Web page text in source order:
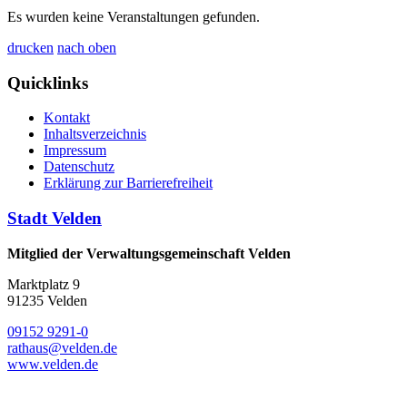
Es wurden keine Veranstaltungen gefunden.
drucken nach oben
Quicklinks
Kontakt
Inhaltsverzeichnis
Impressum
Datenschutz
Erklärung zur Barrierefreiheit
Stadt Velden
Mitglied der Verwaltungsgemeinschaft Velden
Marktplatz 9
91235 Velden
09152 9291-0
rathaus@velden.de
www.velden.de